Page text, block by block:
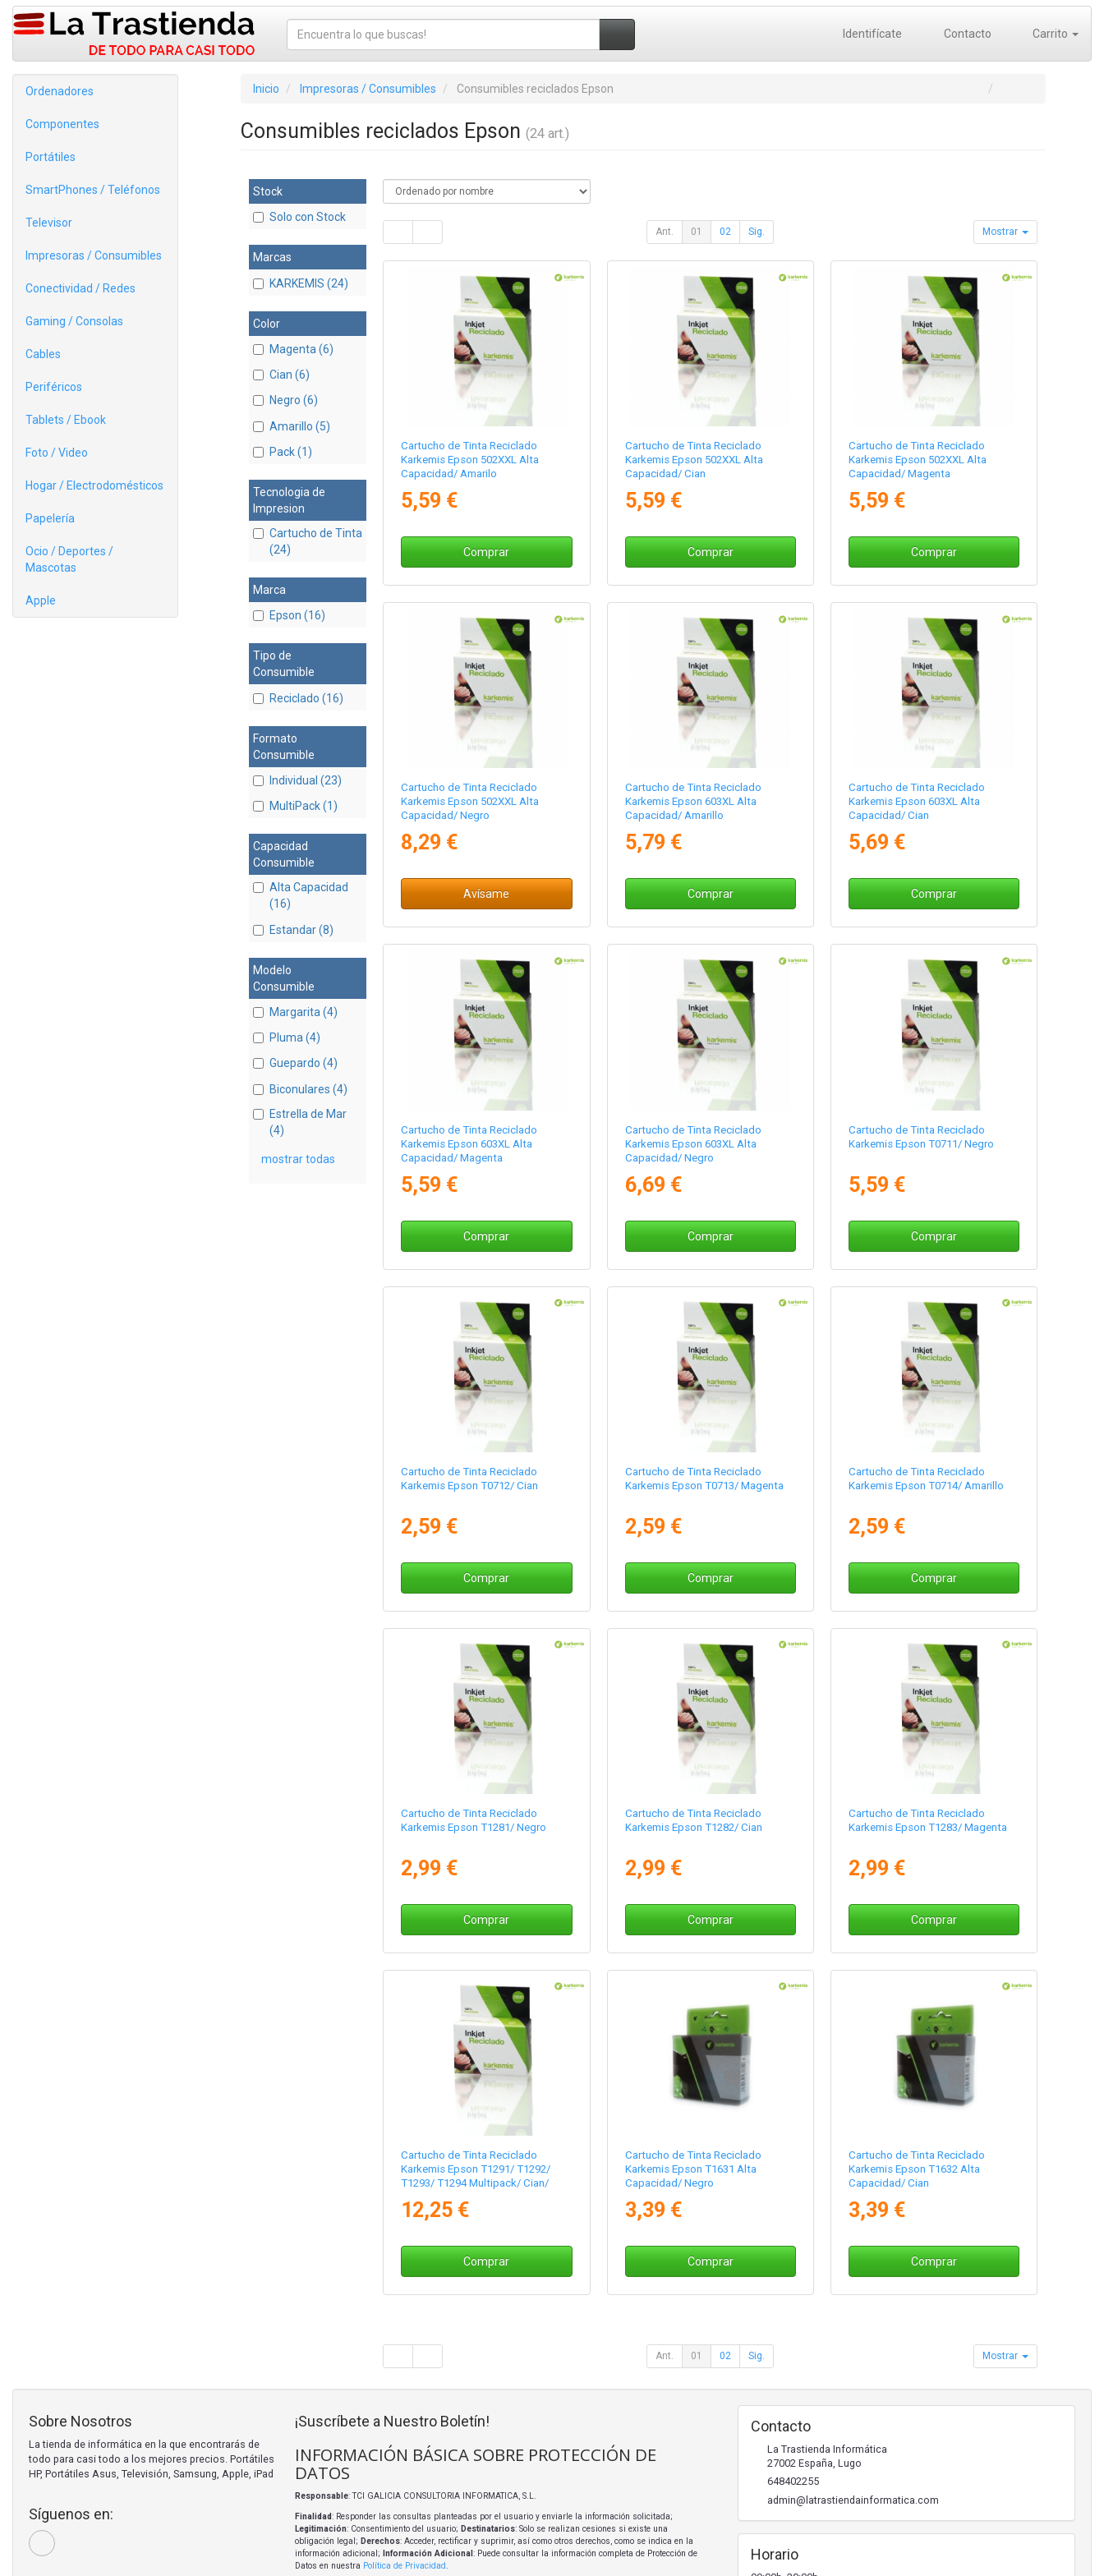
Identifícate Contacto Carrito
Ordenadores
Componentes
Portátiles
SmartPhones / Teléfonos
Televisor
Impresoras / Consumibles
Conectividad / Redes
Gaming / Consolas
Cables
Periféricos
Tablets / Ebook
Foto / Video
Hogar / Electrodomésticos
Papelería
Ocio / Deportes /
Mascotas
Apple
Inicio Impresoras / Consumibles Consumibles reciclados Epson
Consumibles reciclados Epson (24 art.)
Stock
Solo con Stock
Marcas
KARKEMIS (24)
Color
Magenta (6)
Cian (6)
Negro (6)
Amarillo (5)
Pack (1)
Tecnologia de
Impresion
Cartucho de Tinta
(24)
Marca
Epson (16)
Tipo de
Consumible
Reciclado (16)
Formato
Consumible
Individual (23)
MultiPack (1)
Capacidad
Consumible
Alta Capacidad
(16)
Estandar (8)
Modelo
Consumible
Margarita (4)
Pluma (4)
Guepardo (4)
Biconulares (4)
Estrella de Mar
(4)
mostrar todas
Ant. 01 02 Sig. Mostrar
Cartucho de Tinta Reciclado
Karkemis Epson 502XXL Alta
Capacidad/ Amarilo
5,59 €
Comprar
Cartucho de Tinta Reciclado
Karkemis Epson 502XXL Alta
Capacidad/ Cian
5,59 €
Comprar
Cartucho de Tinta Reciclado
Karkemis Epson 502XXL Alta
Capacidad/ Magenta
5,59 €
Comprar
Cartucho de Tinta Reciclado
Karkemis Epson 502XXL Alta
Capacidad/ Negro
8,29 €
Avísame
Cartucho de Tinta Reciclado
Karkemis Epson 603XL Alta
Capacidad/ Amarillo
5,79 €
Comprar
Cartucho de Tinta Reciclado
Karkemis Epson 603XL Alta
Capacidad/ Cian
5,69 €
Comprar
Cartucho de Tinta Reciclado
Karkemis Epson 603XL Alta
Capacidad/ Magenta
5,59 €
Comprar
Cartucho de Tinta Reciclado
Karkemis Epson 603XL Alta
Capacidad/ Negro
6,69 €
Comprar
Cartucho de Tinta Reciclado
Karkemis Epson T0711/ Negro
5,59 €
Comprar
Cartucho de Tinta Reciclado
Karkemis Epson T0712/ Cian
2,59 €
Comprar
Cartucho de Tinta Reciclado
Karkemis Epson T0713/ Magenta
2,59 €
Comprar
Cartucho de Tinta Reciclado
Karkemis Epson T0714/ Amarillo
2,59 €
Comprar
Cartucho de Tinta Reciclado
Karkemis Epson T1281/ Negro
2,99 €
Comprar
Cartucho de Tinta Reciclado
Karkemis Epson T1282/ Cian
2,99 €
Comprar
Cartucho de Tinta Reciclado
Karkemis Epson T1283/ Magenta
2,99 €
Comprar
Cartucho de Tinta Reciclado
Karkemis Epson T1291/ T1292/
T1293/ T1294 Multipack/ Cian/
12,25 €
Comprar
Cartucho de Tinta Reciclado
Karkemis Epson T1631 Alta
Capacidad/ Negro
3,39 €
Comprar
Cartucho de Tinta Reciclado
Karkemis Epson T1632 Alta
Capacidad/ Cian
3,39 €
Comprar
Ant. 01 02 Sig. Mostrar
Sobre Nosotros
La tienda de informática en la que encontrarás de
todo para casi todo a los mejores precios. Portátiles
HP, Portátiles Asus, Televisión, Samsung, Apple, iPad
Síguenos en:
¡Suscríbete a Nuestro Boletín!
INFORMACIÓN BÁSICA SOBRE PROTECCIÓN DE
DATOS
Responsable: TCI GALICIA CONSULTORIA INFORMATICA, S.L.
Finalidad: Responder las consultas planteadas por el usuario y enviarle la información solicitada;
Legitimación: Consentimiento del usuario; Destinatarios: Solo se realizan cesiones si existe una
obligación legal; Derechos: Acceder, rectificar y suprimir, así como otros derechos, como se indica en la
información adicional;
Información Adicional : Puede consultar la información completa de Protección de
Datos en nuestra Política de Privacidad
Contacto
La Trastienda Informática
27002 España, Lugo
648402255
admin@latrastiendainformatica.com
Horario